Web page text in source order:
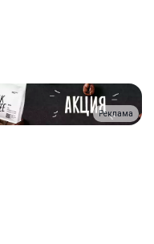
Реклама